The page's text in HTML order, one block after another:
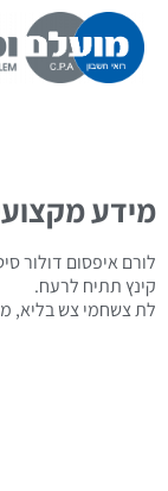
מידע
לורם איפסום דולור
קינץ תתיח לרעח.
לת צשחמי צש בליא,